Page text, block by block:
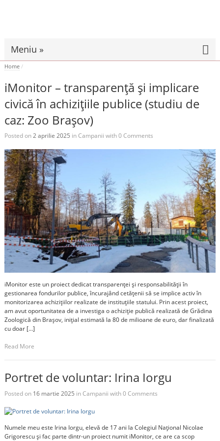
Meniu »
Home /
iMonitor – transparență și implicare
civică în achizițiile publice (studiu de
caz: Zoo Brașov)
Posted on2 aprilie 2025 inCampanii with0 Comments
iMonitor este un proiect dedicat transparenței și responsabilității în
gestionarea fondurilor publice, încurajând cetățenii să se implice activ în
monitorizarea achizițiilor realizate de instituțiile statului. Prin acest proiect,
am avut oportunitatea de a investiga o achiziție publică realizată de Grădina
Zoologică din Brașov, inițial estimată la 80 de milioane de euro, dar finalizată
cu doar […]
Read More
Portret de voluntar: Irina Iorgu
Posted on 16 martie 2025 inCampanii with0 Comments
Numele meu este Irina Iorgu, elevă de 17 ani la Colegiul Național Nicolae
Grigorescu și fac parte dintr-un proiect numit iMonitor, ce are ca scop